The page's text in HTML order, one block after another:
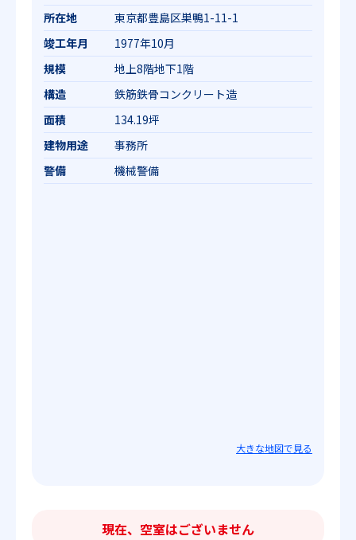
所在地
東京都豊島区巣鴨1-11-1
竣工年月
1977年10月
規模
地上8階地下1階
構造
鉄筋鉄骨コンクリート造
面積
134.19坪
建物用途
事務所
警備
機械警備
大きな地図で見る
現在、空室はございません